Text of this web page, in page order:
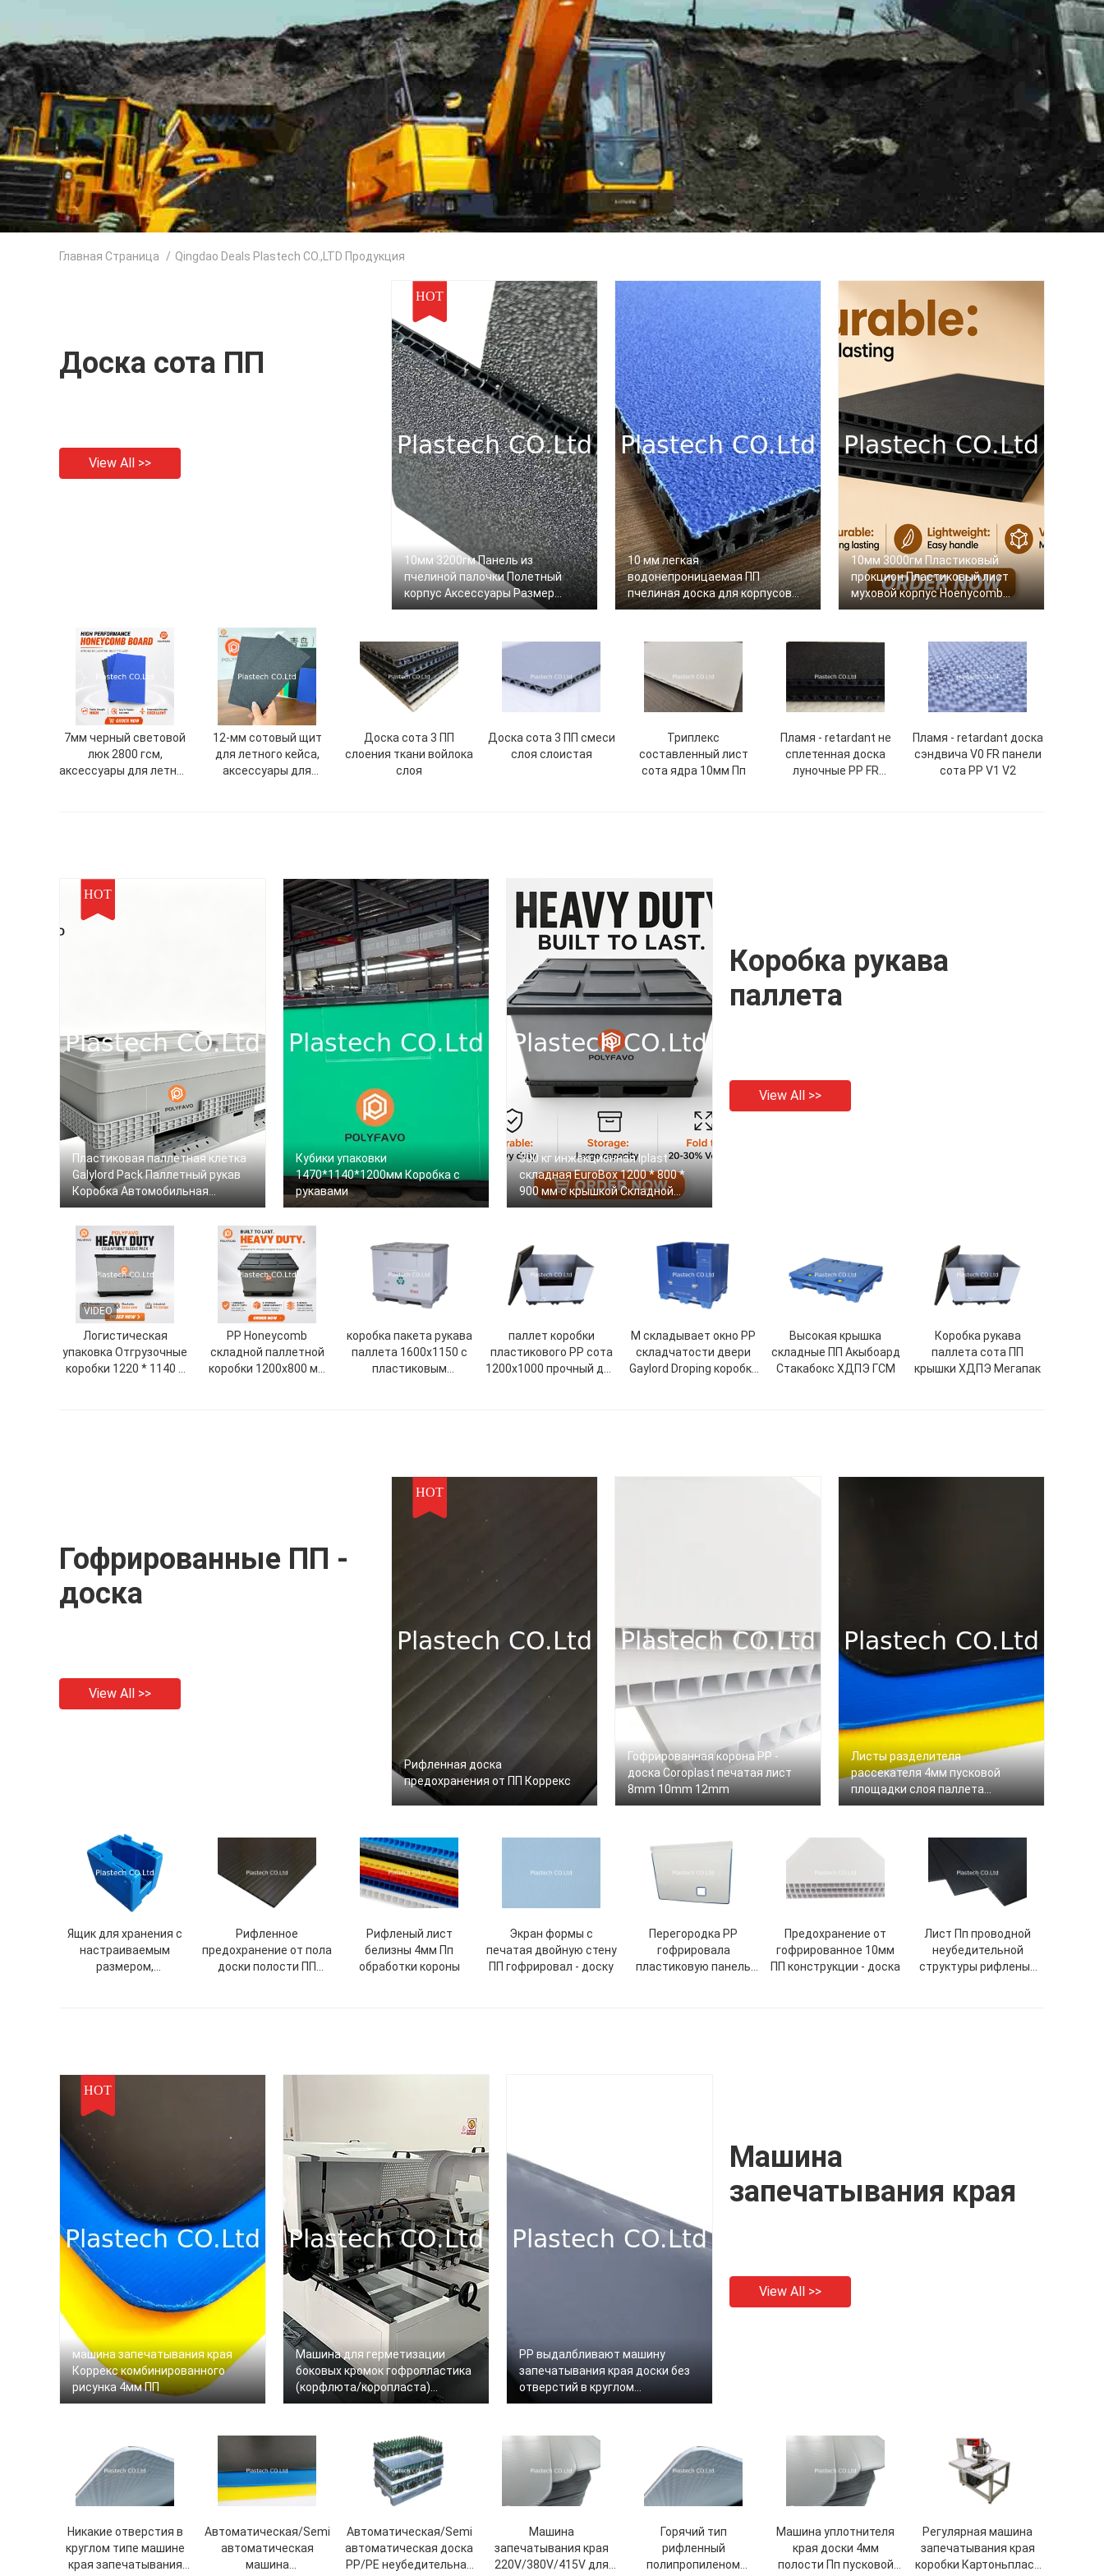
Главная Страница / Qingdao Deals Plastech CO.,LTD Продукция
Доска сота ПП
View All >>
HOT
10мм 3200гм Панель из
пчелиной палочки Полетный
корпус Аксессуары Размер
2300*1200мм Черные панели
10 мм легкая
водонепроницаемая ПП
пчелиная доска для корпусов
для полетов и дорожных
10мм 3000гм Пластиковый
прокцион Пластиковый лист
муховой корпус Hoenycomb
Полипропиленовая летная
7мм черный световой
люк 2800 гсм,
аксессуары для летных
12-мм сотовый щит
для летного кейса,
аксессуары для
Доска сота 3 ПП
слоения ткани войлока
слоя
Доска сота 3 ПП смеси
слоя слоистая
Триплекс
составленный лист
сота ядра 10мм Пп
Пламя - retardant не
сплетенная доска
луночные PP FR
Пламя - retardant доска
сэндвича V0 FR панели
сота PP V1 V2
HOT
Пластиковая паллетная клетка
Galylord Pack Паллетный рукав
Коробка Автомобильная
Промышленная пластиковая
паллетная рукавная коробка
Кубики упаковки
1470*1140*1200мм Коробка с
рукавами
500 кг инжекционная Iplast
складная EuroBox 1200 * 800 *
900 мм с крышкой Складной
контейнер PolyBox
Коробка рукава
паллета
View All >>
VIDEO
Логистическая
упаковка Отгрузочные
коробки 1220 * 1140 *
PP Honeycomb
складной паллетной
коробки 1200x800 мм
коробка пакета рукава
паллета 1600x1150 с
пластиковым
паллет коробки
пластикового PP сота
1200x1000 прочный для
M складывает окно PP
складчатости двери
Gaylord Droping коробки
Высокая крышка
складные ПП Акыбоард
Стакабокс ХДПЭ ГСМ
Коробка рукава
паллета сота ПП
крышки ХДПЭ Мегапак
Гофрированные ПП -
доска
View All >>
HOT
Рифленная доска
предохранения от ПП Коррекс
Гофрированная корона PP -
доска Coroplast печатая лист
8mm 10mm 12mm
Листы разделителя
рассекателя 4мм пусковой
площадки слоя паллета
пластиковые
Ящик для хранения с
настраиваемым
размером,
Рифленное
предохранение от пола
доски полости ПП
Рифленый лист
белизны 4мм Пп
обработки короны
Экран формы с
печатая двойную стену
ПП гофрировал - доску
Перегородка PP
гофрировала
пластиковую панель
Предохранение от
гофрированное 10мм
ПП конструкции - доска
Лист Пп проводной
неубедительной
структуры рифленый
HOT
машина запечатывания края
Коррекс комбинированного
рисунка 4мм ПП
Машина для герметизации
боковых кромок гофропластика
(корфлюта/коропласта)
толщиной 3 мм, 4 мм, 5 мм, 10
PP выдалбливают машину
запечатывания края доски без
отверстий в круглом
220V/380V/415V
Машина
запечатывания края
View All >>
Никакие отверстия в
круглом типе машине
края запечатывания
Автоматическая/Semi
автоматическая
машина
Автоматическая/Semi
автоматическая доска
PP/PE неубедительная
Машина
запечатывания края
220V/380V/415V для
Горячий тип
рифленный
полипропиленом
Машина уплотнителя
края доски 4мм
полости Пп пусковой
Регулярная машина
запечатывания края
коробки Картоньпласт